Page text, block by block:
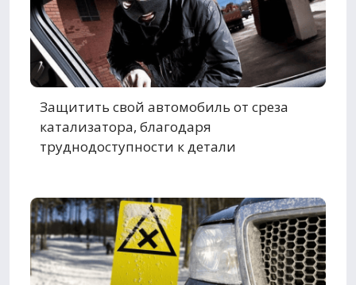
Защитить свой автомобиль от среза
катализатора, благодаря
труднодоступности к детали